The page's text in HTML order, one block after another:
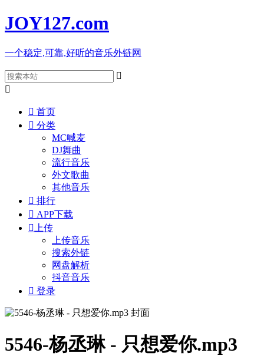
JOY127.com
一个稳定,可靠,好听的音乐外链网


 首页
 分类
MC喊麦
DJ舞曲
流行音乐
外文歌曲
其他音乐
 排行
 APP下载
 上传
上传音乐
搜索外链
网盘解析
抖音音乐
 登录
5546-杨丞琳 - 只想爱你.mp3